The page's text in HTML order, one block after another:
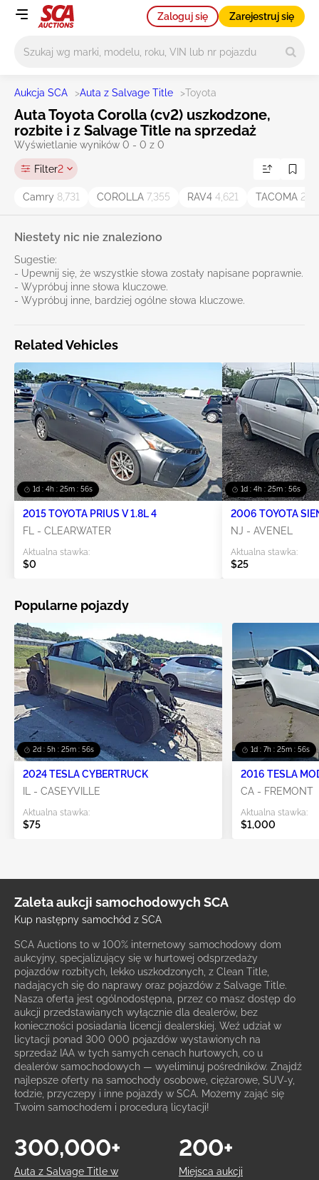
Zaloguj się Zarejestruj się
Aukcja SCA >Auta z Salvage Title >Toyota
Auta Toyota Corolla (cv2) uszkodzone,
rozbite i z Salvage Title na sprzedaż
Wyświetlanie wyników 0 - 0 z 0
Filter2
Camry 8,731 COROLLA 7,355 RAV4 4,621 TACOMA
Niestety nic nie znaleziono
Sugestie:
- Upewnij się, że wszystkie słowa zostały napisane poprawnie.
- Wypróbuj inne słowa kluczowe.
- Wypróbuj inne, bardziej ogólne słowa kluczowe.
Related Vehicles
1d : 4h : 25m : 56s
2015 TOYOTA PRIUS V 1.8L 4
FL - CLEARWATER
Aktualna stawka:
$0
1d : 4h : 25m : 56s
2006 TOYOTA
NJ - AVENEL
Aktualna stawka:
$25
Popularne pojazdy
2d : 5h : 25m : 56s
2024 TESLA CYBERTRUCK
IL - CASEYVILLE
Aktualna stawka:
$75
1d : 7h : 25m : 56s
2016 TESLA
CA - FREMONT
Aktualna stawka:
$1,000
Zaleta aukcji samochodowych SCA
Kup następny samochód z SCA
SCA Auctions to w 100% internetowy samochodowy dom
aukcyjny, specjalizujący się w hurtowej odsprzedaży
pojazdów rozbitych, lekko uszkodzonych, z Clean Title,
nadających się do naprawy oraz pojazdów z Salvage Title.
Nasza oferta jest ogólnodostępna, przez co masz dostęp do
aukcji przedstawianych wyłącznie dla dealerów, bez
konieczności posiadania licencji dealerskiej. Weź udział w
licytacji ponad 300 000 pojazdów wystawionych na
sprzedaż IAA w tych samych cenach hurtowych, co u
dealerów samochodowych — wyeliminuj pośredników. Znajdź
najlepsze oferty na samochody osobowe, ciężarowe, SUV-y,
łodzie, przyczepy i inne pojazdy w SCA. Możemy zająć się
Twoim samochodem i procedurą licytacji!
Auta z Salvage Title w
300,000+
Miejsca aukcji
200+